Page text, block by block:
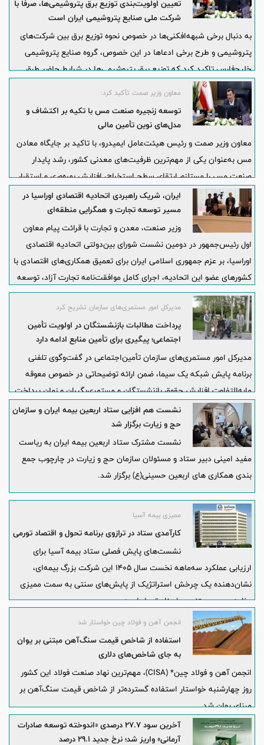
پتروشیمی تعیین می‌شود.
تعیین اولویت‌بندی توزیع برق پتروشیمی‌ها، صرفا با
شرکت ملی صنایع پتروشیمی ایران است
به دنبال برخی شبهه‌افکنی‌ها در خصوص نحوه توزیع برق بین شرکت‌های
پتروشیمی و طرح برخی ادعاها در این خصوص، گروه صنایع پتروشیمی
خلیج‌فارس تاکید کرد که توزیع برق پتروشیمی‌ها در شرایط حاضر طبق
قرارداد و بر اساس سهمیه‌ای است که فروشندگان برق به توزیع‌کنندگان
برق می‌دهند و اولویت‌ها و مقادیر آن، صرفا توسط شرکت ملی صنایع
پتروشیمی تعیین می‌شود.
معاون وزیر صمت تأکید کرد:
توسعه زنجیره صنعت مس با تکیه بر اکتشاف و
مدل‌های نوین تأمین مالی
معاون وزیر صمت و رئیس هیئت‌عامل ایمیدرو، با تاکید بر جایگاه معادن
مس به‌عنوان یکی از مهم‌ترین ظرفیت‌های معدنی کشور، رشد پایدار
صنعت مس را مستلزم ارتقای سطح استخراج، افزایش بهره‌وری و استقرار
استانداردهای جهانی در این صنعت عنوان کرد.
ایران، شریک راهبردی اتحادیه اقتصادی اوراسیا در
مسیر توسعه تجارت و همگرایی منطقه‌ای
وزیر صنعت، معدن و تجارت با قرائت پیام معاون
اول رئیس‌جمهور در دومین نشست شورای بین‌دولتی اتحادیه اقتصادی
اوراسیا، بر عزم جمهوری اسلامی ایران برای تعمیق همکاری‌های اقتصادی با
کشورهای عضو این اتحادیه، اجرای کامل موافقت‌نامه تجارت آزاد، توسعه
کریدورهای ترانزیتی، تقویت همکاری‌های مالی و بانکی و بهره‌گیری از
ظرفیت‌های مشترک برای تحقق رشد و رفاه منطقه‌ای تأکید کرد.
مدیرکل امور مستمری‌های سازمان تشریح کرد
پرداخت مطالبات بازنشستگان در اولویت تأمین
اجتماعی؛ پیگیری برای تأمین منابع ادامه دارد
مدیرکل امور مستمری‌های سازمان تأمین‌اجتماعی در گفت‌و‌گوی تلفنی
برنامه پایش شبکه یک سیما، ضمن ارائه توضیحاتی در خصوص معوقه
مابه‌التفاوت افزایش حقوق بازنشستگان و مستمری‌بگیران و زمان پرداخت
آن، تأکید کرد: سازمان تمام تلاش خود را انجام می‌دهد که در اسرع وقت
این معوقات پرداخت شود و این مهم، اولین و اصلی‌ترین دغدغه این
روزهای ما است.
نشست هم افزایی ستاد اربعین بیمه ایران و سازمان
حج و زیارت برگزار شد
نشست مشترک ستاد اربعین بیمه ایران به ریاست
مفید امینی دبیر ستاد و مسئولان سازمان حج و زیارت در چارچوب جمع
بندی همکاری های اربعین حسینی(ع) برگزار شد.
ممیزی بیمه آسیا
کارآمدی ستاد در ترازوی برنامه تحول و اقتصاد تورمی
نشست‌های پایش فصلی ستاد بیمه آسیا برای
ارزیابی عملکرد سه‌ماهه نخست سال ۱۴۰۵ این شرکت بزرگ بیمه‌ای،
نشان‌دهنده یک چرخش استراتژیک از پایش‌های سنتی به سمت ممیزی
برنامه‌محور و مبتنی بر اسناد تحول است.
انجمن آهن و فولاد چین خواستار شد
استفاده از شاخص قیمت سنگ‌آهن مبتنی بر یوان
به جای شاخص‌های دلاری
انجمن آهن و فولاد چین* (CISA)، مهم‌ترین نهاد صنعت فولاد این کشور
روز چهارشنبه خواستار استفاده گسترده‌تر از شاخص قیمت سنگ‌آهن بر
مبنای یوان شد.
آخرین سود ۲۷.۷ درصدی «اندوخته توسعه صادرات
آرمانی» واریز شد؛ نرخ جدید ۲۹.۱ درصد